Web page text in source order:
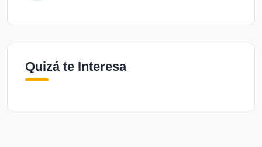
Quizá te Interesa